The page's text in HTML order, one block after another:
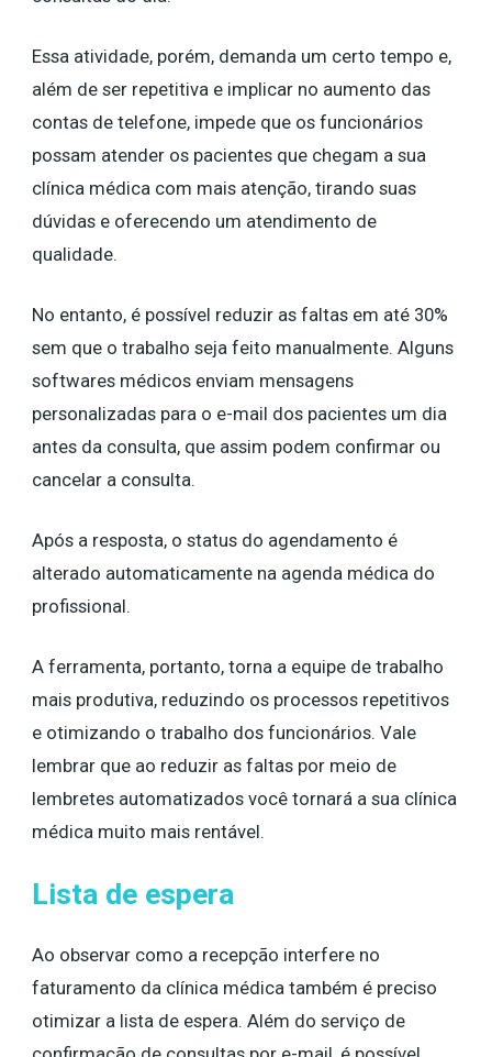
Essa atividade, porém, demanda um certo tempo e,
além de ser repetitiva e implicar no aumento das
contas de telefone, impede que os funcionários
possam atender os pacientes que chegam a sua
clínica médica com mais atenção, tirando suas
dúvidas e oferecendo um atendimento de
qualidade.
No entanto, é possível reduzir as faltas em até 30%
sem que o trabalho seja feito manualmente. Alguns
softwares médicos enviam mensagens
personalizadas para o e-mail dos pacientes um dia
antes da consulta, que assim podem confirmar ou
cancelar a consulta.
Após a resposta, o status do agendamento é
alterado automaticamente na agenda médica do
profissional.
A ferramenta, portanto, torna a equipe de trabalho
mais produtiva, reduzindo os processos repetitivos
e otimizando o trabalho dos funcionários. Vale
lembrar que ao reduzir as faltas por meio de
lembretes automatizados você tornará a sua clínica
médica muito mais rentável.
Lista de espera
Ao observar como a recepção interfere no
faturamento da clínica médica também é preciso
otimizar a lista de espera. Além do serviço de